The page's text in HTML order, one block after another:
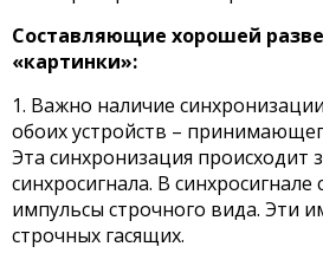
Составляющие хорошей
«картинки»:
Важно наличие
обоих устройств –
Эта синхронизация происходит
синхросигнала. В синхросигнале
импульсы строчного вида. Эти
строчных гасящих.